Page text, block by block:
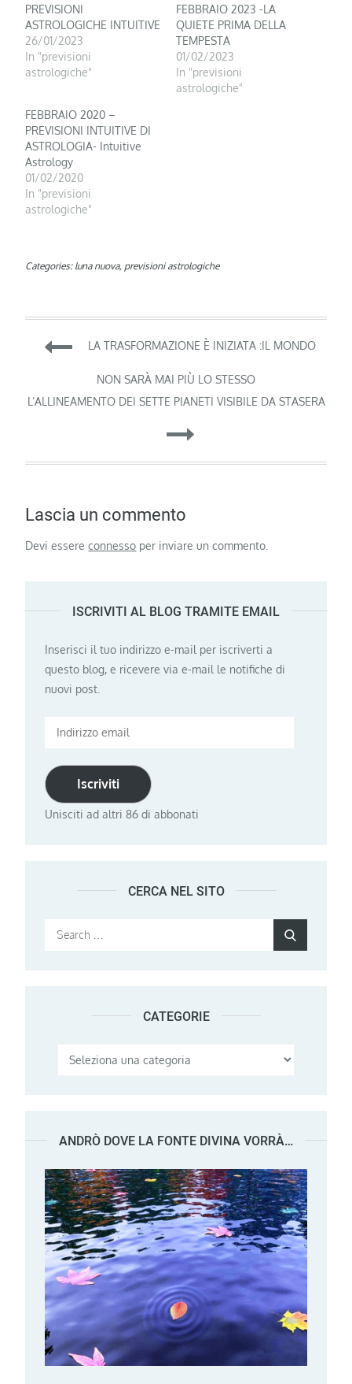
PREVISIONI
ASTROLOGICHE INTUITIVE
26/01/2023
In "previsioni
astrologiche"
FEBBRAIO 2023 -LA
QUIETE PRIMA DELLA
TEMPESTA
01/02/2023
In "previsioni
astrologiche"
FEBBRAIO 2020 –
PREVISIONI INTUITIVE DI
ASTROLOGIA- Intuitive
Astrology
01/02/2020
In "previsioni
astrologiche"
Categories: luna nuova, previsioni astrologiche
Navigazione
articoli
LA TRASFORMAZIONE È INIZIATA :IL MONDO
NON SARÀ MAI PIÙ LO STESSO
L’ALLINEAMENTO DEI SETTE PIANETI VISIBILE DA STASERA
Lascia un commento
Devi essereconnesso per inviare un commento.
ISCRIVITI AL BLOG TRAMITE EMAIL
Inserisci il tuo indirizzo e-mail per iscriverti a
questo blog, e ricevere via e-mail le notifiche di
nuovi post.
Indirizzo
Iscriviti
Unisciti ad altri 86 di abbonati
CERCA NEL SITO
Search
CATEGORIE
Categorie
ANDRÒ DOVE LA FONTE DIVINA VORRÀ…